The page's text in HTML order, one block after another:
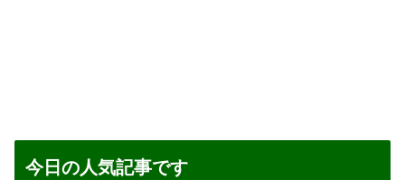
今日の人気記事です